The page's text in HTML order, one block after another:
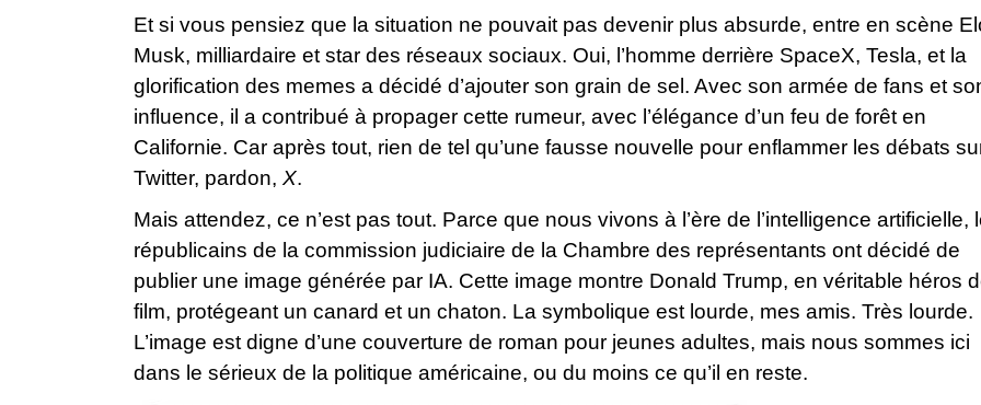
Et si vous pensiez que la situation ne pouvait pas devenir plus absurde, entre en scène
Musk, milliardaire et star des réseaux sociaux. Oui, l’homme derrière SpaceX, Tesla, et la
glorification des memes a décidé d’ajouter son grain de sel. Avec son armée de fans et
influence, il a contribué à propager cette rumeur, avec l’élégance d’un feu de forêt en
Californie. Car après tout, rien de tel qu’une fausse nouvelle pour enflammer les débats
Twitter, pardon, X.
Mais attendez, ce n’est pas tout. Parce que nous vivons à l’ère de l’intelligence artificielle,
républicains de la commission judiciaire de la Chambre des représentants ont décidé de
publier une image générée par IA. Cette image montre Donald Trump, en véritable héros
film, protégeant un canard et un chaton. La symbolique est lourde, mes amis. Très lourde.
L’image est digne d’une couverture de roman pour jeunes adultes, mais nous sommes ici
dans le sérieux de la politique américaine, ou du moins ce qu’il en reste.